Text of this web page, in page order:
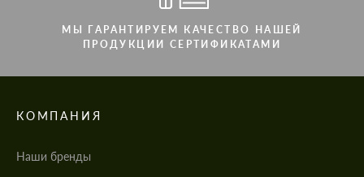
МЫ ГАРАНТИРУЕМ КАЧЕСТВО НАШЕЙ
ПРОДУКЦИИ СЕРТИФИКАТАМИ
КОМПАНИЯ
Наши бренды